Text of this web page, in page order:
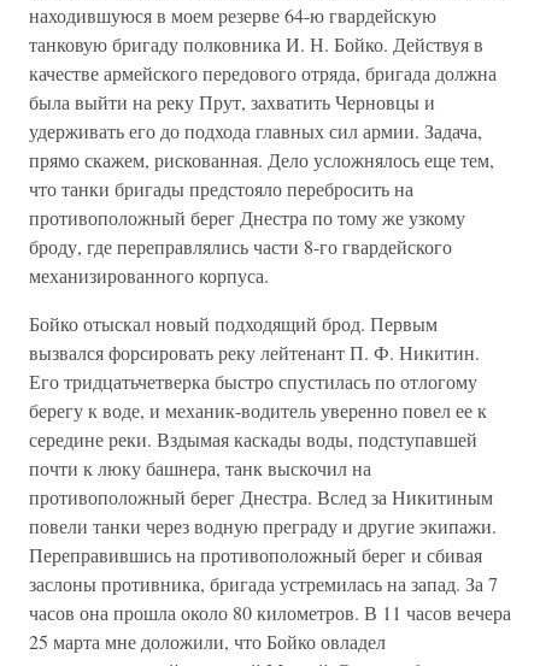
находившуюся в моем резерве 64-ю гвардейскую
танковую бригаду полковника И. Н. Бойко. Действуя в
качестве армейского передового отряда, бригада должна
была выйти на реку Прут, захватить Черновцы и
удерживать его до подхода главных сил армии. Задача,
прямо скажем, рискованная. Дело усложнялось еще тем,
что танки бригады предстояло перебросить на
противоположный берег Днестра по тому же узкому
броду, где переправлялись части 8-го гвардейского
механизированного корпуса.
Бойко отыскал новый подходящий брод. Первым
вызвался форсировать реку лейтенант П. Ф. Никитин.
Его тридцатьчетверка быстро спустилась по отлогому
берегу к воде, и механик-водитель уверенно повел ее к
середине реки. Вздымая каскады воды, подступавшей
почти к люку башнера, танк выскочил на
противоположный берег Днестра. Вслед за Никитиным
повели танки через водную преграду и другие экипажи.
Переправившись на противоположный берег и сбивая
заслоны противника, бригада устремилась на запад. За 7
часов она прошла около 80 километров. В 11 часов вечера
25 марта мне доложили, что Бойко овладел